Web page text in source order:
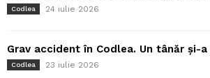
Codlea 24 iulie 2026
Grav accident în Codlea. Un tânăr și-
Codlea 23 iulie 2026